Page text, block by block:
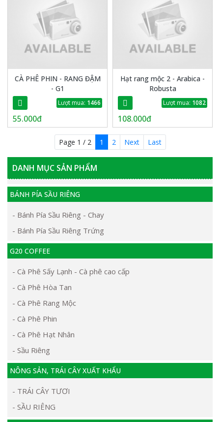
CÀ PHÊ PHIN - RANG ĐẬM
- G1
Lượt mua: 1466
55.000đ
Hạt rang mộc 2 - Arabica -
Robusta
Lượt mua: 1082
108.000đ
Page 1 / 2 1 2 Next Last
DANH MỤC SẢN PHẨM
BÁNH PÍA SẦU RIÊNG
- Bánh Pía Sầu Riêng - Chay
- Bánh Pía Sầu Riêng Trứng
G20 COFFEE
- Cà Phê Sấy Lạnh - Cà phê cao cấp
- Cà Phê Hòa Tan
- Cà Phê Rang Mộc
- Cà Phê Phin
- Cà Phê Hạt Nhân
- Sầu Riêng
NÔNG SẢN, TRÁI CÂY XUẤT KHẨU
- TRÁI CÂY TƯƠI
- SẦU RIÊNG